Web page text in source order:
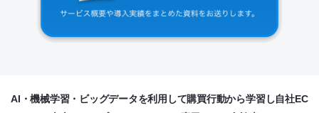
AI・機械学習・ビッグデータを利用して購買行動から学習し自社EC